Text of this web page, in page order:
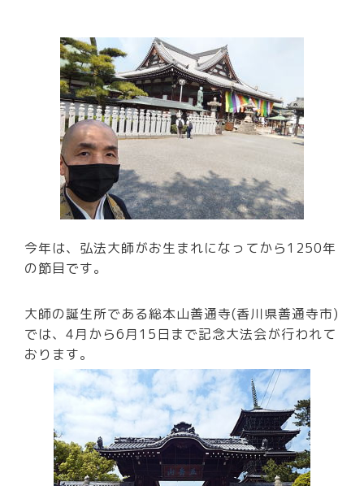
今年は、弘法大師がお生まれになってから1250年
の節目です。
大師の誕生所である総本山善通寺(香川県善通寺市)
では、4月から6月15日まで記念大法会が行われて
おります。